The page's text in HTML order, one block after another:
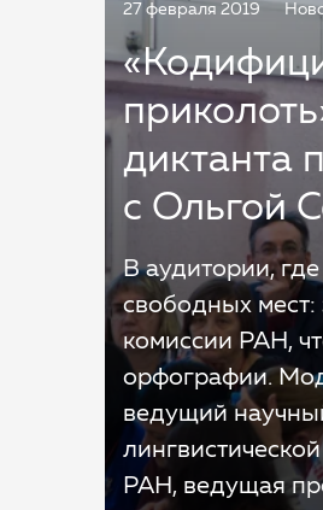
27 февраля 2019
диктанта
с Ольгой
В аудитории,
свободных
комиссии РАН,
орфографии.
ведущий
РАН, ведущая